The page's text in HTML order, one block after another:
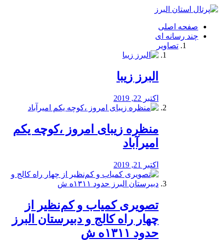
فصد
شرق
تهران
خشکشویی
صفحه اصلی
چند رسانه ای
تصاویر
البرز زیبا
اکتبر 22, 2019
منظره‌‌ زیبای امروز ،کوچه یکم
امیرآباد
اکتبر 21, 2019
️تصویری کمیاب و کم‌نظیر از
چهار راه كالج و دبيرستان البرز
حدود ۱۳۱۱ه ش